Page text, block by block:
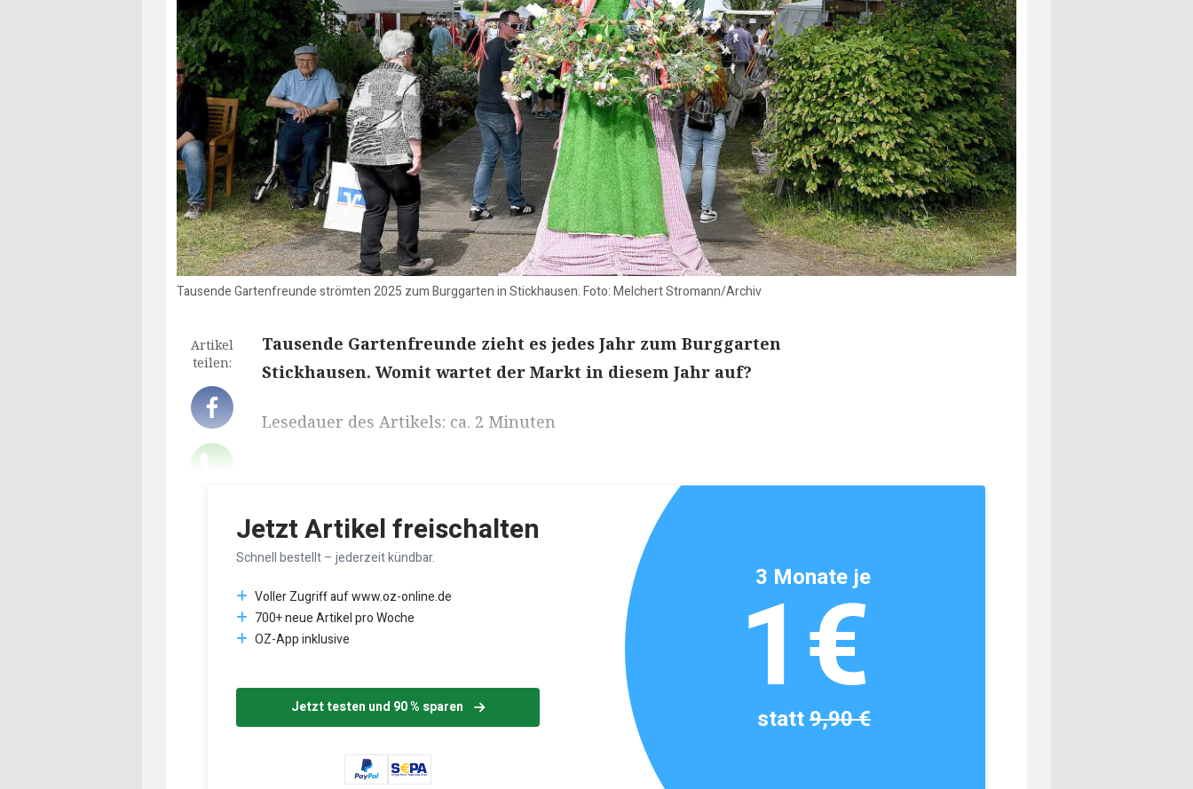
Tausende Gartenfreunde strömten 2025 zum Burggarten in Stickhausen. Foto: Melchert Stromann/Archiv
Artikel
teilen:
Tausende Gartenfreunde zieht es jedes Jahr zum Burggarten
Stickhausen. Womit wartet der Markt in diesem Jahr auf?
Lesedauer des Artikels: ca. 2 Minuten
Jetzt Artikel freischalten
Schnell bestellt – jederzeit kündbar.
Voller Zugriff auf www.oz-online.de
700+ neue Artikel pro Woche
OZ-App inklusive
Jetzt testen und 90 % sparen
3 Monate je
1€
statt9,90 €